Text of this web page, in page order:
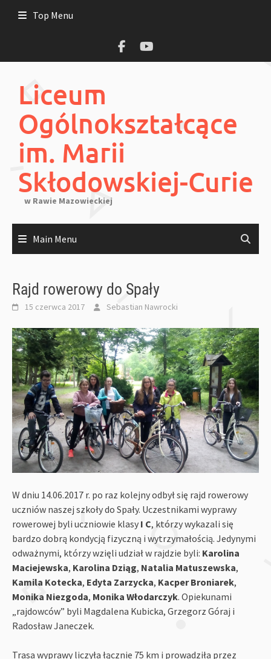
Top Menu
Liceum
Ogólnokształcące
im. Marii
Skłodowskiej-Curie
w Rawie Mazowieckiej
Main Menu
Rajd rowerowy do Spały
15 czerwca 2017 Sebastian Nawrocki
W dniu 14.06.2017 r. po raz kolejny odbył się rajd rowerowy
uczniów naszej szkoły do Spały. Uczestnikami wyprawy
rowerowej byli uczniowie klasy I C, którzy wykazali się
bardzo dobrą kondycją fizyczną i wytrzymałością. Jedynymi
odważnymi, którzy wzięli udział w rajdzie byli: Karolina
Maciejewska, Karolina Dziąg, Natalia Matuszewska,
Kamila Kotecka, Edyta Zarzycka, Kacper Broniarek,
Monika Niezgoda, Monika Włodarczyk. Opiekunami
„rajdowców” byli Magdalena Kubicka, Grzegorz Góraj i
Radosław Janeczek.
Trasa wyprawy liczyła łącznie 75 km i prowadziła przez